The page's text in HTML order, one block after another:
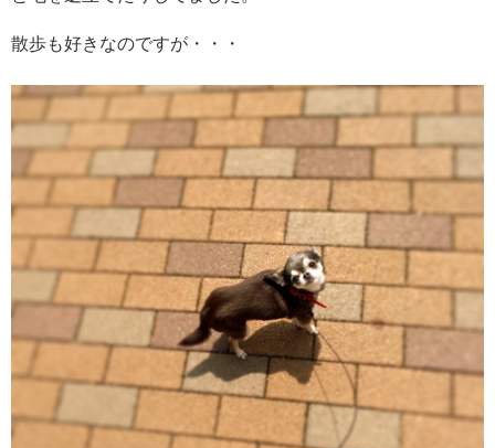
散歩も好きなのですが・・・